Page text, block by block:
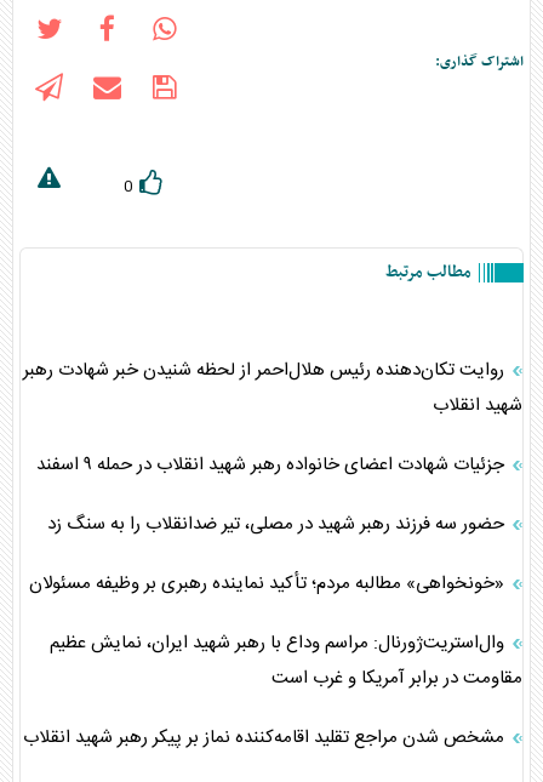
اشتراک گذاری:
0
مطالب مرتبط
روایت تکان‌دهنده رئیس هلال‌احمر از لحظه شنیدن خبر شهادت رهبر
شهید انقلاب
جزئیات شهادت اعضای خانواده رهبر شهید انقلاب در حمله ۹ اسفند
حضور سه فرزند رهبر شهید در مصلی، تیر ضدانقلاب را به سنگ زد
«خونخواهی» مطالبه مردم؛ تأکید نماینده رهبری بر وظیفه مسئولان
وال‌استریت‌ژورنال: مراسم وداع با رهبر شهید ایران، نمایش عظیم
مقاومت در برابر آمریکا و غرب است
مشخص شدن مراجع تقلید اقامه‌کننده نماز بر پیکر رهبر شهید انقلاب